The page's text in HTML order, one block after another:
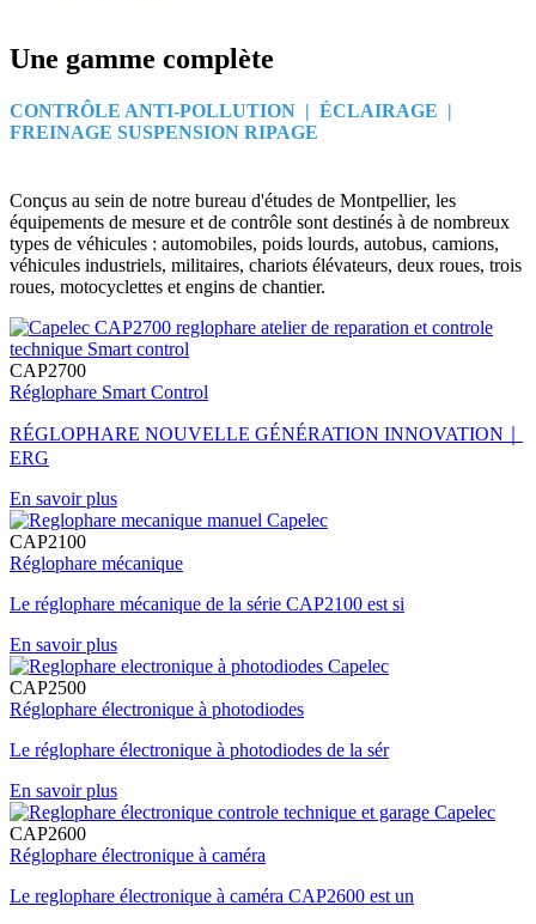
Une gamme complète
CONTRÔLE ANTI-POLLUTION | ÉCLAIRAGE |
FREINAGE SUSPENSION RIPAGE
Conçus au sein de notre bureau d'études de Montpellier, les
équipements de mesure et de contrôle sont destinés à de nombreux
types de véhicules : automobiles, poids lourds, autobus, camions,
véhicules industriels, militaires, chariots élévateurs, deux roues, trois
roues, motocyclettes et engins de chantier.
CAP2700
Réglophare Smart Control
RÉGLOPHARE NOUVELLE GÉNÉRATION INNOVATION｜
ERG
En savoir plus
CAP2100
Réglophare mécanique
Le réglophare mécanique de la série CAP2100 est si
En savoir plus
CAP2500
Réglophare électronique à photodiodes
Le réglophare électronique à photodiodes de la sér
En savoir plus
CAP2600
Réglophare électronique à caméra
Le reglophare électronique à caméra CAP2600 est un